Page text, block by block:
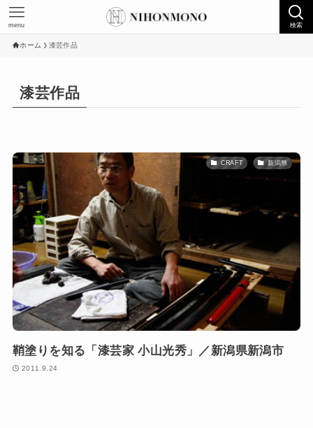
検索
menu
ホーム 漆芸作品
漆芸作品
CRAFT 新潟県
鞘塗りを知る「漆芸家 小山光秀」／新潟県新潟市
2011.9.24